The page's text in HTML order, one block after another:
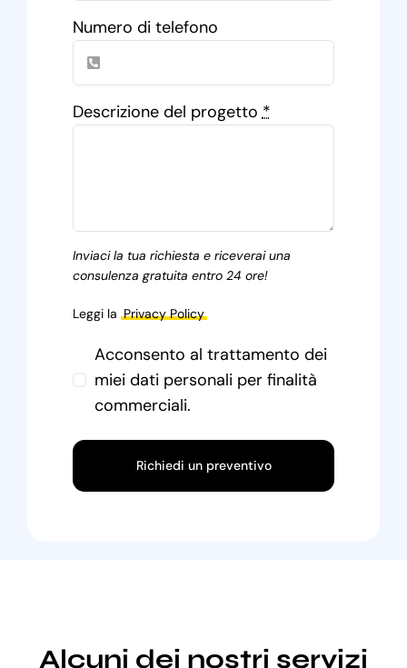
Numero di telefono
Descrizione del progetto*
Inviaci la tua richiesta e riceverai una
consulenza gratuita entro 24 ore!
Leggi la Privacy Policy
Acconsento al trattamento dei
miei dati personali per finalità
commerciali.
Richiedi un preventivo
Alcuni dei nostri servizi